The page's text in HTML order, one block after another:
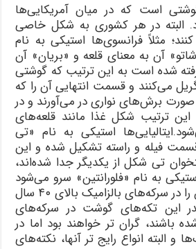
است که در میان آمریکایی‌ها
البته در هر کشوری به شکل خاصی
مثلاً فرانسوی‌ها استیکی به نام
آن به معنای قلعه و «بریان» آن
شده است به این ترتیب که گوشتی
می‌کنند و قسمت انتهایی آن را که
برش‌های نواری در می‌آورند و در
این ترتیب شکل غذا مانند قلعه‌های
استیکی به نام «تی
فیله و راسته تشکیل شده و این
تی شکل از یکدیگر جدا شده‌اند،
به نام «فلورانتین» سرو می‌شود
که تکه‌های گوشت آن را در سرکه‌های بالزامیک بالای ۴۰ سال
این تکه‌های گوشت در سرکه‌های
باشند، گران تر خواهند بود اما در
و البته انواع رایج تر آنها، نکته‌های